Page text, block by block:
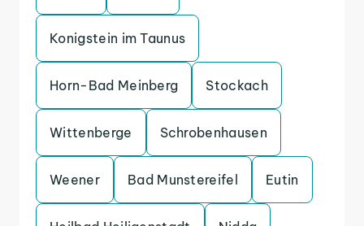
Konigstein im Taunus
Horn-Bad Meinberg Stockach
Wittenberge Schrobenhausen
Weener Bad Munstereifel Eutin